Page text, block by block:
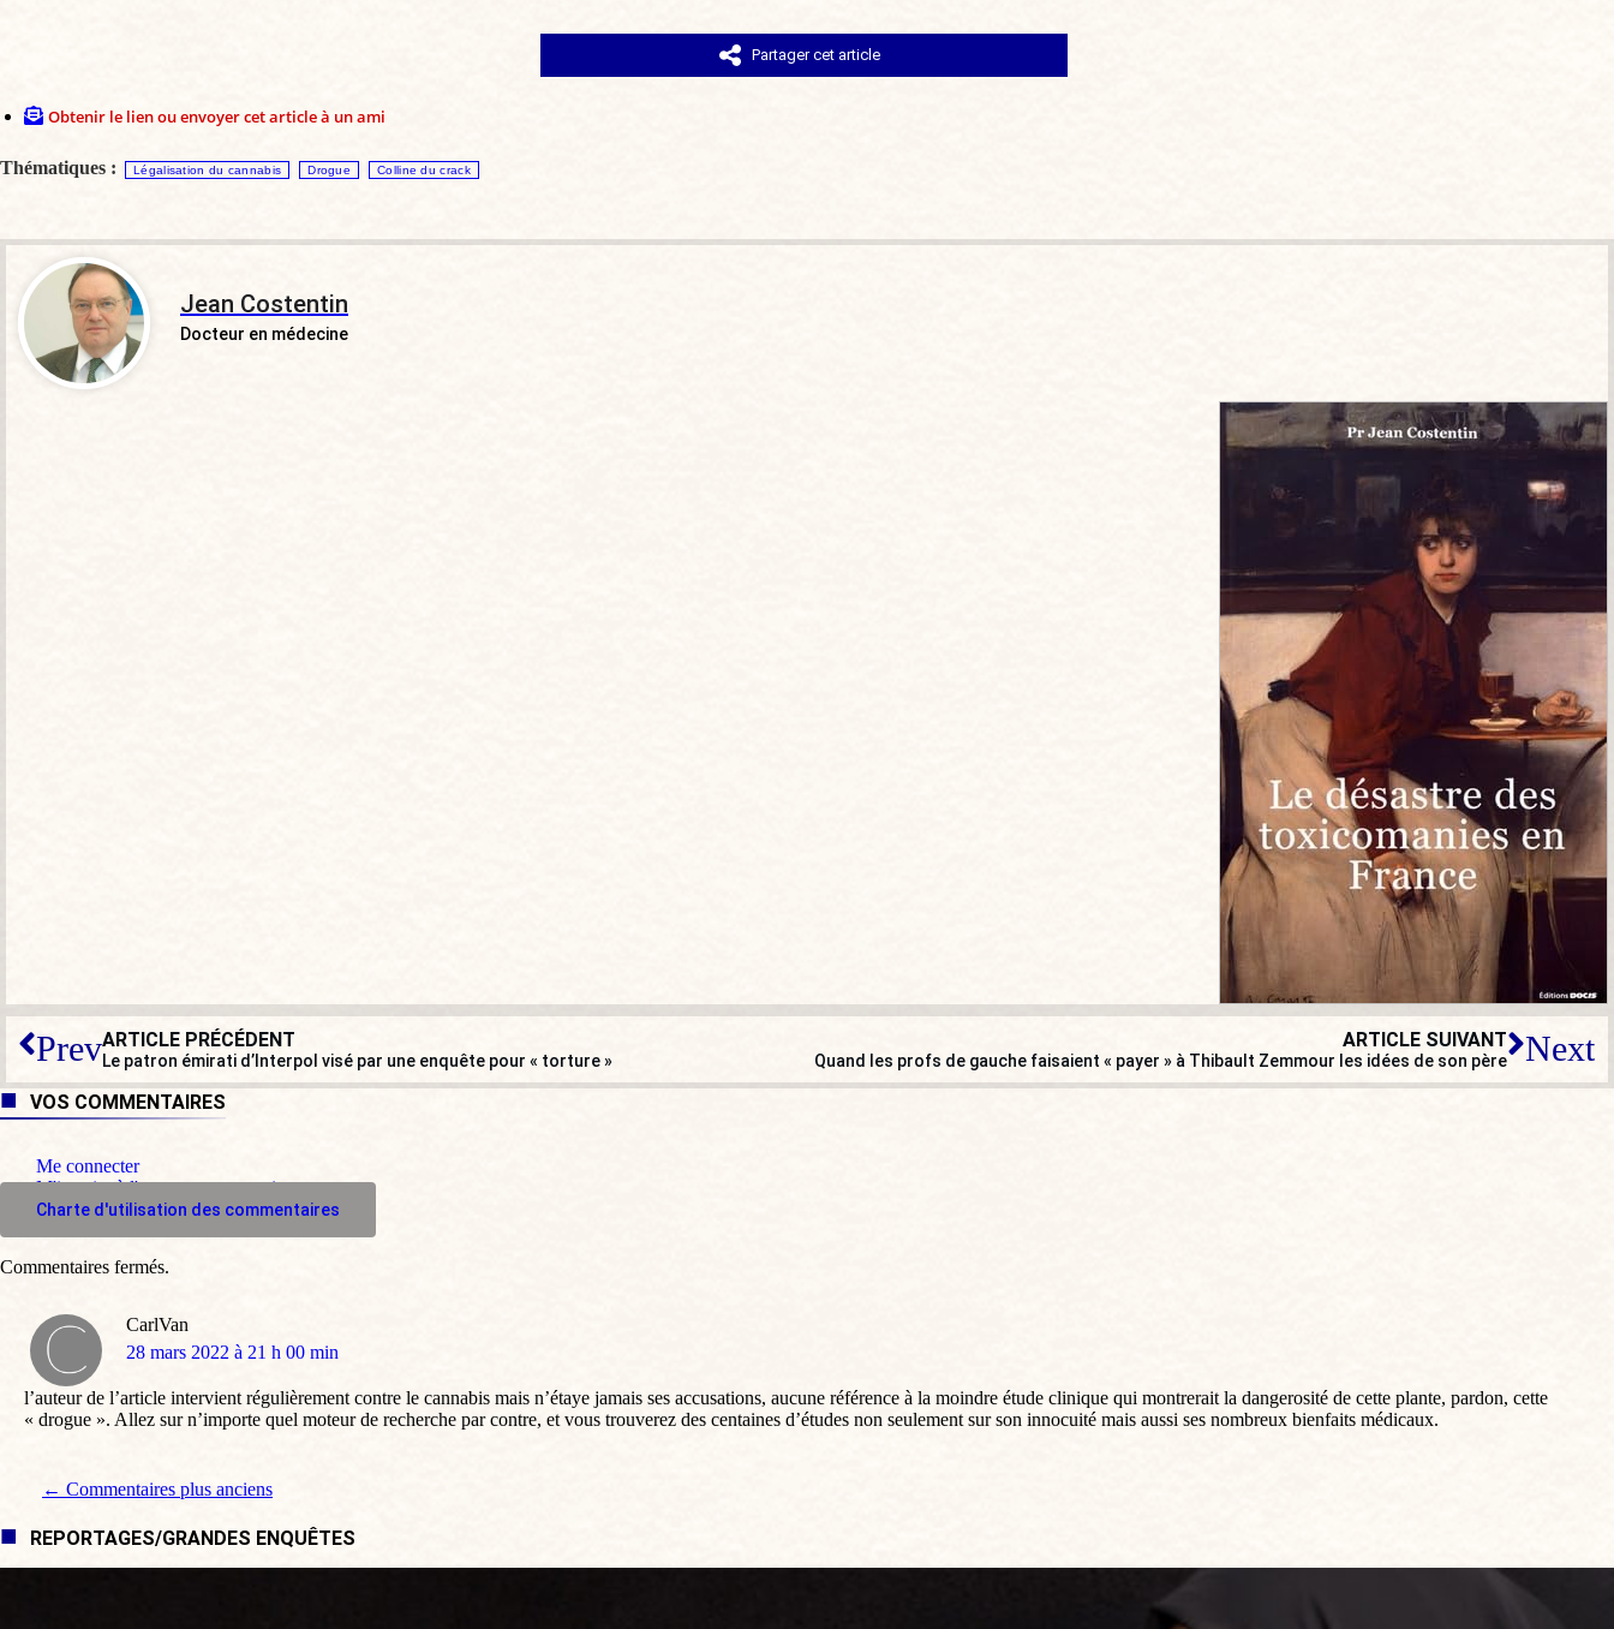
Partager cet article
Obtenir le lien ou envoyer cet article à un ami
Thématiques : Légalisation du cannabis Drogue Colline du crack
Jean Costentin
Docteur en médecine
PrevARTICLE PRÉCÉDENT
Le patron émirati d’Interpol visé par une enquête pour « torture »
ARTICLE SUIVANT
Quand les profs de gauche faisaient « payer » à Thibault Zemmour les idées de son père Next
VOS COMMENTAIRES
Me connecter
M'inscrire à l'espace commentaire
Charte d'utilisation des commentaires
CarlVan
dit
28 mars 2022 à 21 h 00 min
l’auteur de l’article intervient régulièrement contre le cannabis mais n’étaye jamais ses accusations, aucune référence à la moindre étude clinique qui montrerait la dangerosité de cette plante, pardon, cette
« drogue ». Allez sur n’importe quel moteur de recherche par contre, et vous trouverez des centaines d’études non seulement sur son innocuité mais aussi ses nombreux bienfaits médicaux.
Navigation de commentaire
← Commentaires plus anciens
Commentaires fermés.
REPORTAGES/GRANDES ENQUÊTES